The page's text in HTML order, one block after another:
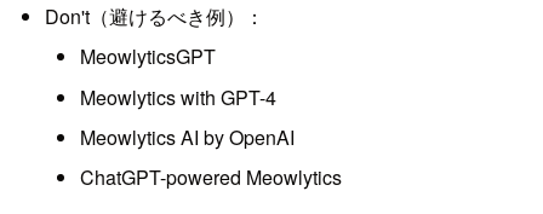
Don't（避けるべき例）：
MeowlyticsGPT
Meowlytics with GPT-4
Meowlytics AI by OpenAI
ChatGPT-powered Meowlytics